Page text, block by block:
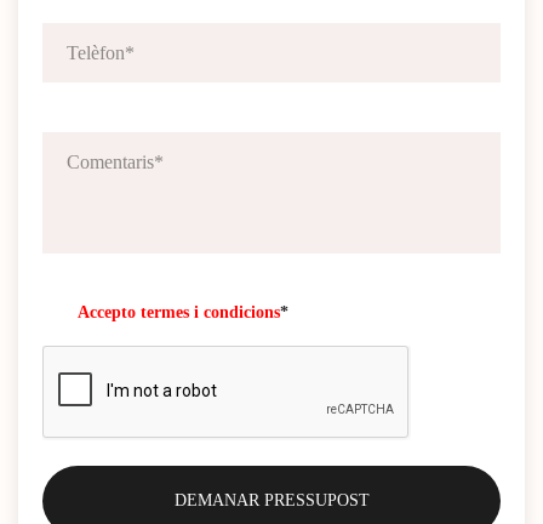
Accepto termes i condicions*